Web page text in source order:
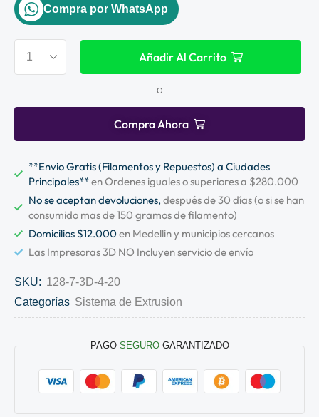
Compra por WhatsApp
Añadir Al Carrito
O
Compra Ahora
**Envio Gratis (Filamentos y Repuestos) a Ciudades
Principales**en Ordenes iguales o superiores a $280.000
No se aceptan devoluciones, después de 30 días (o si se han
consumido mas de 150 gramos de filamento)
Domicilios $12.000en Medellin y municipios cercanos
Las Impresoras 3D NO Incluyen servicio de envío
SKU: 128-7-3D-4-20
Categorías Sistema de Extrusion
PAGO SEGUROGARANTIZADO